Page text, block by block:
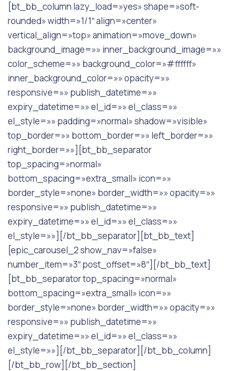
[bt_bb_column lazy_load=»yes» shape=»soft-
rounded» width=»1/1″ align=»center»
vertical_align=»top» animation=»move_down»
background_image=»» inner_background_image=»»
color_scheme=»» background_color=»#ffffff»
inner_background_color=»» opacity=»»
responsive=»» publish_datetime=»»
expiry_datetime=»» el_id=»» el_class=»»
el_style=»» padding=»normal» shadow=»visible»
top_border=»» bottom_border=»» left_border=»»
right_border=»»][bt_bb_separator
top_spacing=»normal»
bottom_spacing=»extra_small» icon=»»
border_style=»none» border_width=»» opacity=»»
responsive=»» publish_datetime=»»
expiry_datetime=»» el_id=»» el_class=»»
el_style=»»][/bt_bb_separator][bt_bb_text]
[epic_carousel_2 show_nav=»false»
number_item=»3″ post_offset=»8″][/bt_bb_text]
[bt_bb_separator top_spacing=»normal»
bottom_spacing=»extra_small» icon=»»
border_style=»none» border_width=»» opacity=»»
responsive=»» publish_datetime=»»
expiry_datetime=»» el_id=»» el_class=»»
el_style=»»][/bt_bb_separator][/bt_bb_column]
[/bt_bb_row][/bt_bb_section]